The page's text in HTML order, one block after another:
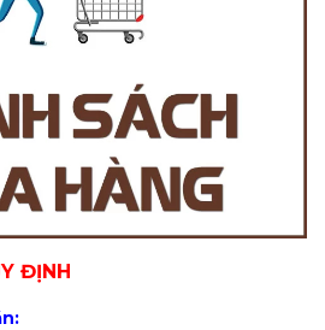
ĐỊNH